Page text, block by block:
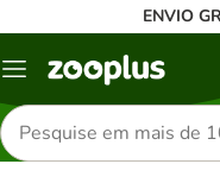
ENVIO
Menu
Pesquisar
produtos